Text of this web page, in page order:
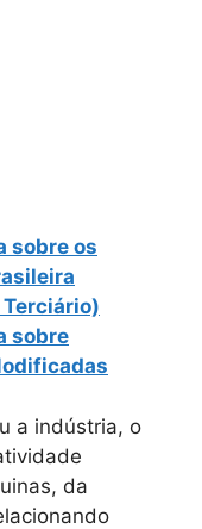
sobre os
sobre
a indústria, o
da